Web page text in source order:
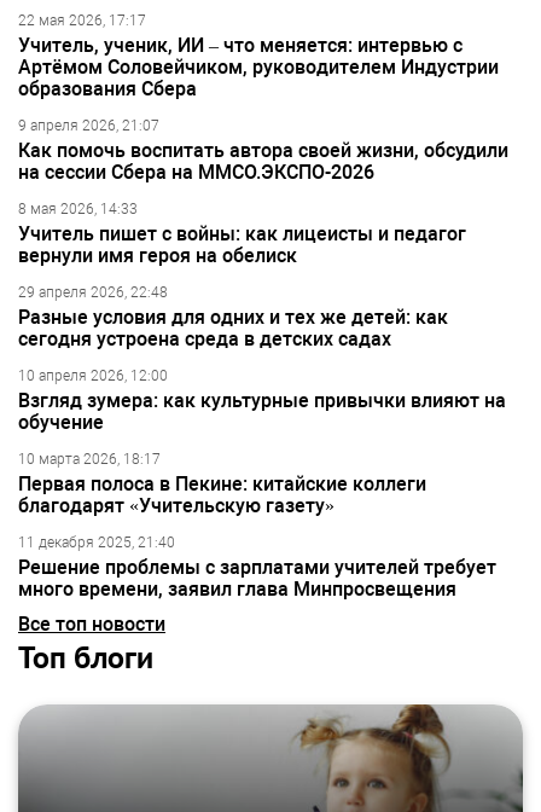
22 мая 2026, 17:17
Учитель, ученик, ИИ – что меняется: интервью с
Артёмом Соловейчиком, руководителем Индустрии
образования Сбера
9 апреля 2026, 21:07
Как помочь воспитать автора своей жизни, обсудили
на сессии Сбера на ММСО.ЭКСПО-2026
8 мая 2026, 14:33
Учитель пишет с войны: как лицеисты и педагог
вернули имя героя на обелиск
29 апреля 2026, 22:48
Разные условия для одних и тех же детей: как
сегодня устроена среда в детских садах
10 апреля 2026, 12:00
Взгляд зумера: как культурные привычки влияют на
обучение
10 марта 2026, 18:17
Первая полоса в Пекине: китайские коллеги
благодарят «Учительскую газету»
11 декабря 2025, 21:40
Решение проблемы с зарплатами учителей требует
много времени, заявил глава Минпросвещения
Все топ новости
Топ блоги